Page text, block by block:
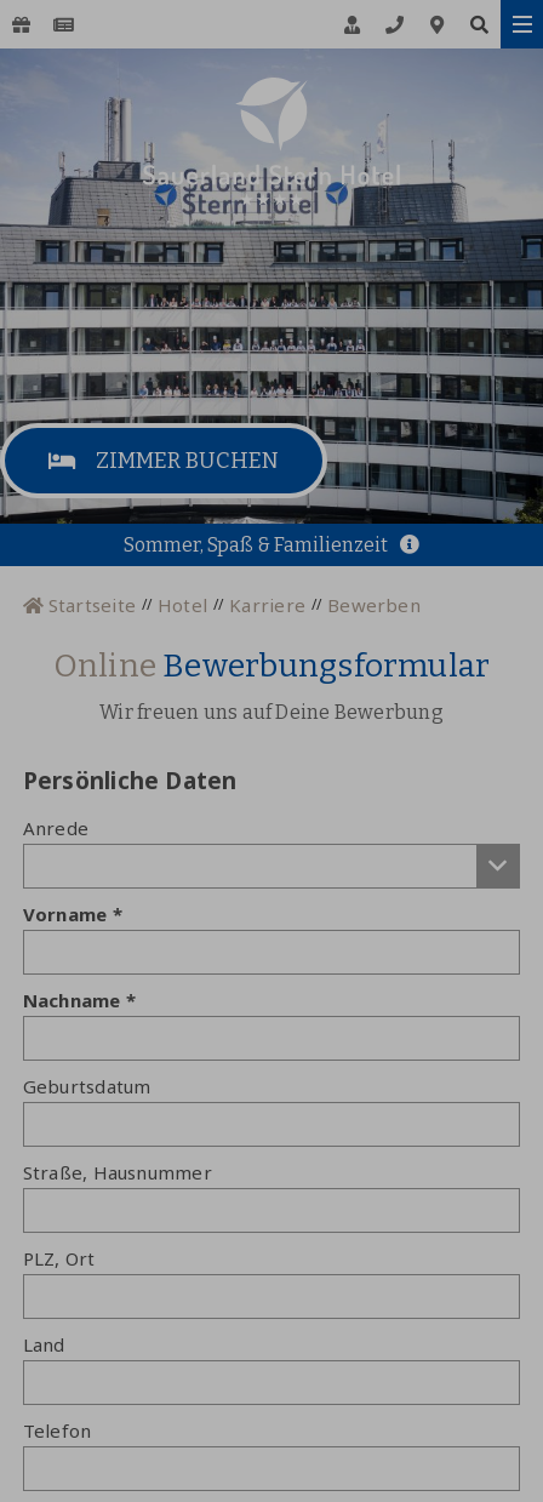
ZIMMER BUCHEN
Sommer, Spaß & Familienzeit
Startseite Hotel Karriere Bewerben
Online Bewerbungsformular
Wir freuen uns auf Deine Bewerbung
Persönliche Daten
Anrede
Vorname
Nachname
Geburtsdatum
Straße, Hausnummer
PLZ, Ort
Land
Telefon